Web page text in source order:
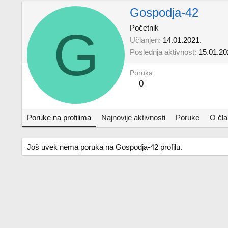
G
Gospodja-42
Početnik
Učlanjen 14.01.2021.
Poslednja aktivnost
Poruka
0
Poruke na profilima Najnovije aktivnosti Poruke O
Još uvek nema poruka na Gospodja-42 profilu.